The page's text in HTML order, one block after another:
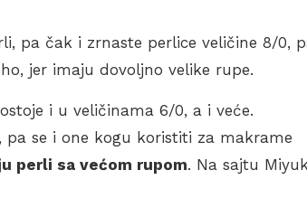
pa čak i zrnaste perlice veličine 8/0,
jer imaju dovoljno velike rupe.
i u veličinama 6/0, a i veće.
se i one kogu koristiti za makrame
perli sa većom rupom. Na sajtu